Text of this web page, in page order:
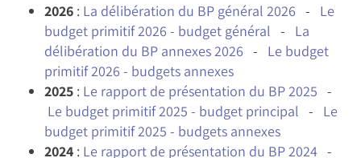
2026 : La délibération du BP général 2026 - Le
budget primitif 2026 - budget général - La
délibération du BP annexes 2026 - Le budget
primitif 2026 - budgets annexes
2025 : Le rapport de présentation du BP 2025 -
Le budget primitif 2025 - budget principal - Le
budget primitif 2025 - budgets annexes
2024 : Le rapport de présentation du BP 2024 -